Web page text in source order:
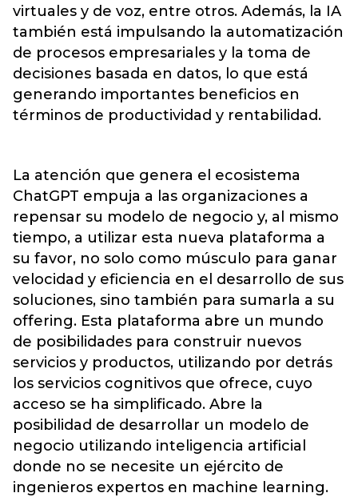
virtuales y de voz, entre otros. Además, la IA
también está impulsando la automatización
de procesos empresariales y la toma de
decisiones basada en datos, lo que está
generando importantes beneficios en
términos de productividad y rentabilidad.
La atención que genera el ecosistema
ChatGPT empuja a las organizaciones a
repensar su modelo de negocio y, al mismo
tiempo, a utilizar esta nueva plataforma a
su favor, no solo como músculo para ganar
velocidad y eficiencia en el desarrollo de sus
soluciones, sino también para sumarla a su
offering. Esta plataforma abre un mundo
de posibilidades para construir nuevos
servicios y productos, utilizando por detrás
los servicios cognitivos que ofrece, cuyo
acceso se ha simplificado. Abre la
posibilidad de desarrollar un modelo de
negocio utilizando inteligencia artificial
donde no se necesite un ejército de
ingenieros expertos en machine learning.